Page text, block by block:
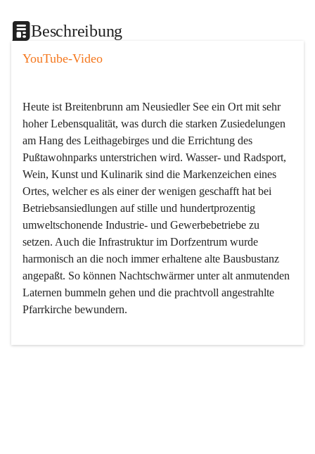
Beschreibung
YouTube-Video
Heute ist Breitenbrunn am Neusiedler See ein Ort mit sehr
hoher Lebensqualität, was durch die starken Zusiedelungen
am Hang des Leithagebirges und die Errichtung des
Pußtawohnparks unterstrichen wird. Wasser- und Radsport,
Wein, Kunst und Kulinarik sind die Markenzeichen eines
Ortes, welcher es als einer der wenigen geschafft hat bei
Betriebsansiedlungen auf stille und hundertprozentig
umweltschonende Industrie- und Gewerbebetriebe zu
setzen. Auch die Infrastruktur im Dorfzentrum wurde
harmonisch an die noch immer erhaltene alte Bausbustanz
angepaßt. So können Nachtschwärmer unter alt anmutenden
Laternen bummeln gehen und die prachtvoll angestrahlte
Pfarrkirche bewundern.
Der Weinbau dominert heute nicht mehr, ist aber integrativer